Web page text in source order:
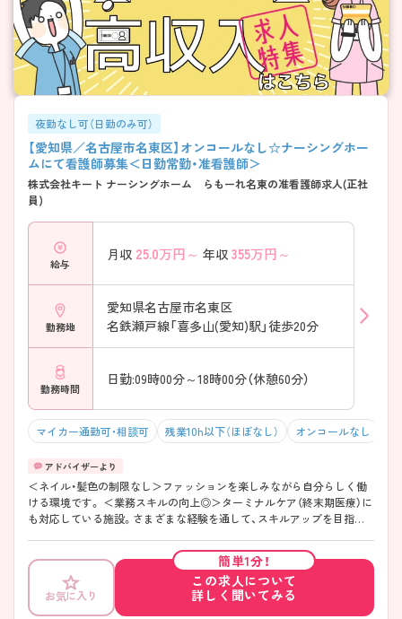
夜勤なし可（日勤のみ可）
【愛知県／名古屋市名東区】オンコールなし☆ナーシングホー
ムにて看護師募集＜日勤常勤・准看護師＞
株式会社キート ナーシングホーム らもーれ名東の准看護師求人(正社
員)
給与
月収 25.0万円～ 年収 355万円～
勤務地
愛知県名古屋市名東区
名鉄瀬戸線「喜多山(愛知)駅」徒歩20分
勤務時間
日勤:09時00分～18時00分（休憩60分）
マイカー通勤可・相談可 残業10h以下（ほぼなし） オンコールなし
＜ネイル・髪色の制限なし＞ファッションを楽しみながら自分らしく働
ける環境です。 ＜業務スキルの向上◎＞ターミナルケア（終末期医療）に
も対応している施設。さまざまな経験を通して、スキルアップを目指し
仕事とプライベートのメリハリもつけやすいです。 ご興味のある方に
は、面接対策ポイント等、さらに詳細をお話ししますのでお気軽にご相談
ください。
お気に入り
簡単1分！
この求人について
詳しく聞いてみる